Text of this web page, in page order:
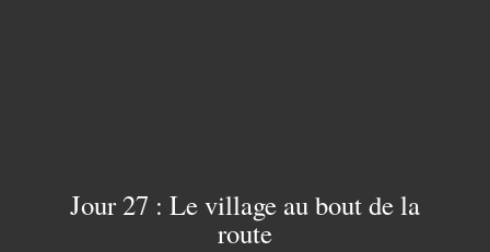
Jour 27 : Le village au bout de la
route